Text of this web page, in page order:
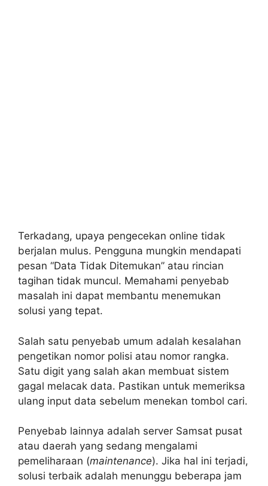
Terkadang, upaya pengecekan online tidak
berjalan mulus. Pengguna mungkin mendapati
pesan “Data Tidak Ditemukan” atau rincian
tagihan tidak muncul. Memahami penyebab
masalah ini dapat membantu menemukan
solusi yang tepat.
Salah satu penyebab umum adalah kesalahan
pengetikan nomor polisi atau nomor rangka.
Satu digit yang salah akan membuat sistem
gagal melacak data. Pastikan untuk memeriksa
ulang input data sebelum menekan tombol cari.
Penyebab lainnya adalah server Samsat pusat
atau daerah yang sedang mengalami
pemeliharaan (maintenance). Jika hal ini terjadi,
solusi terbaik adalah menunggu beberapa jam